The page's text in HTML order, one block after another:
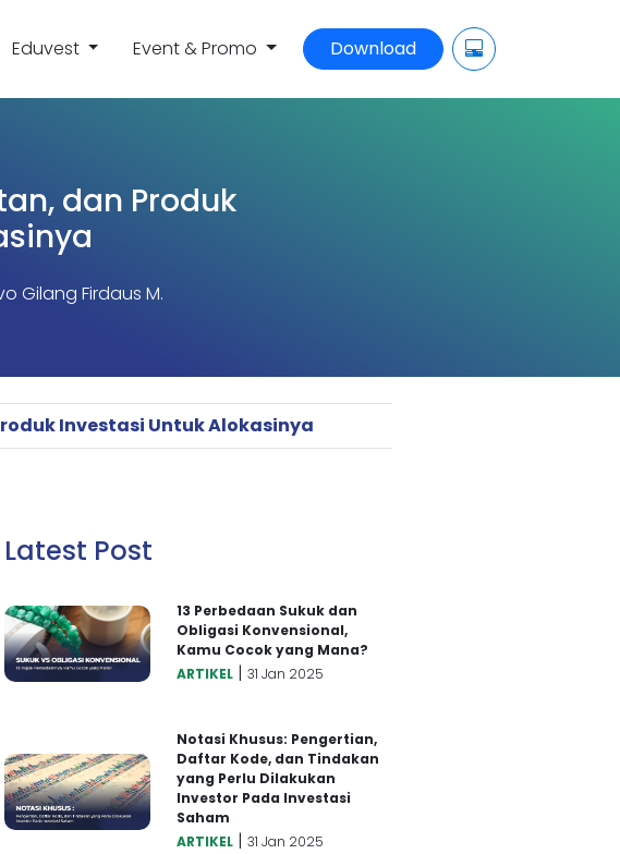
Eduvest Event & Promo Download
dan Produk
Gilang Firdaus M.
Investasi Untuk Alokasinya
Latest Post
13 Perbedaan Sukuk dan
Obligasi Konvensional,
Kamu Cocok yang Mana?
ARTIKEL |31 Jan 2025
Notasi Khusus: Pengertian,
Daftar Kode, dan Tindakan
yang Perlu Dilakukan
Investor Pada Investasi
Saham
ARTIKEL |31 Jan 2025